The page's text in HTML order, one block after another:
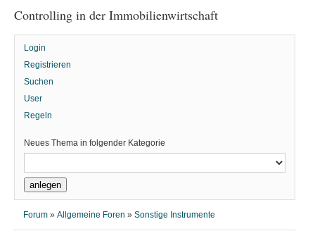
Controlling in der Immobilienwirtschaft
Login
Registrieren
Suchen
User
Regeln
Neues Thema in folgender Kategorie
Forum »Allgemeine Foren »Sonstige Instrumente